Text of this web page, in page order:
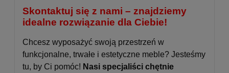
Skontaktuj się z nami – znajdziemy
idealne rozwiązanie dla Ciebie!
Chcesz wyposażyć swoją przestrzeń w
funkcjonalne, trwałe i estetyczne meble? Jesteśmy
tu, by Ci pomóc! Nasi specjaliści chętnie